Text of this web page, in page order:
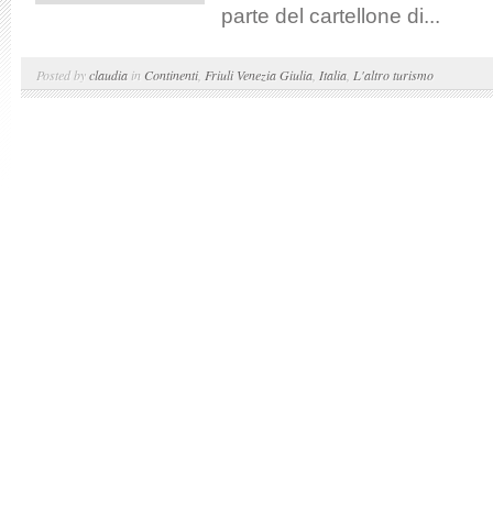
parte del cartellone di...
Posted byclaudia in Continenti, Friuli Venezia Giulia Italia L'altro turismo